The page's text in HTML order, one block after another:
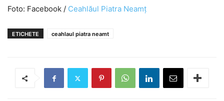
Foto: Facebook / Ceahlăul Piatra Neamț
ETICHETE ceahlaul piatra neamt